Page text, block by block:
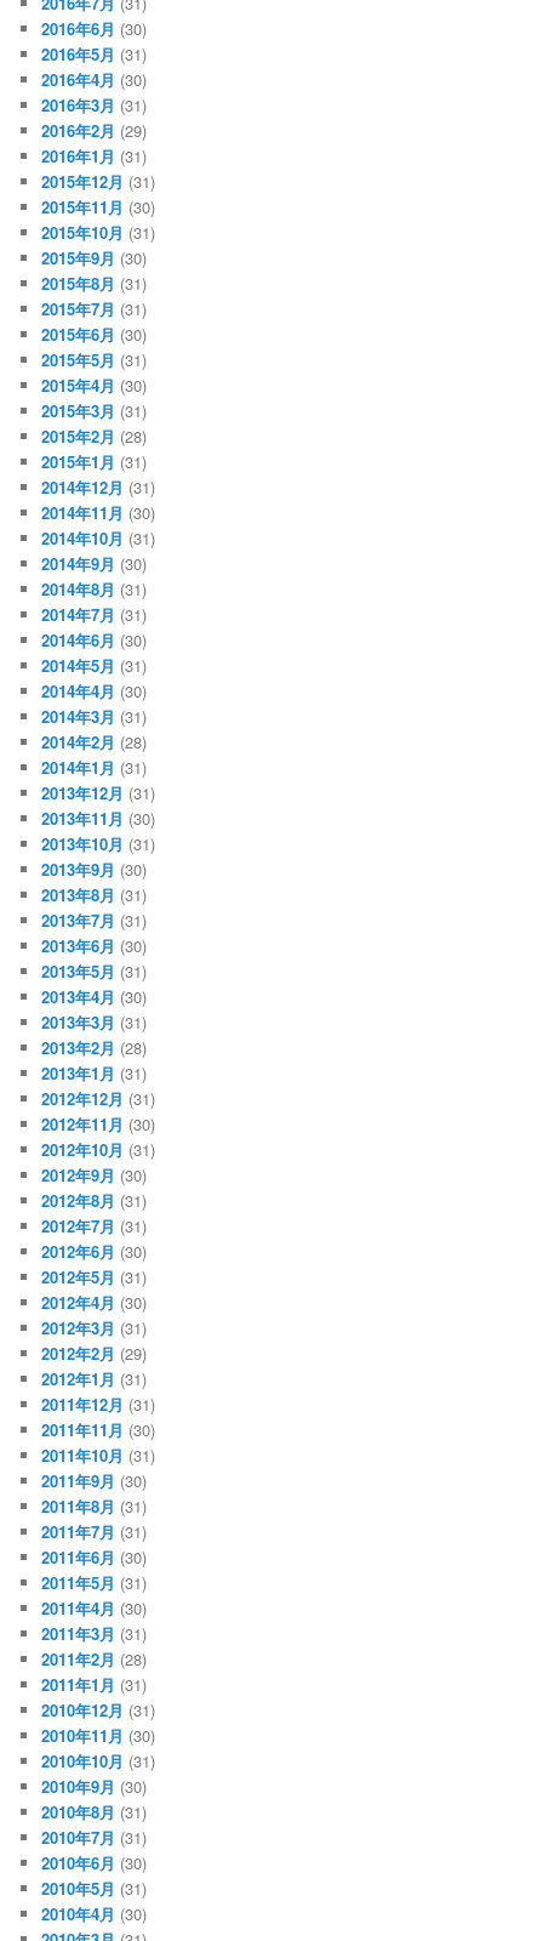
2016年6月 (30)
2016年5月 (31)
2016年4月 (30)
2016年3月 (31)
2016年2月 (29)
2016年1月 (31)
2015年12月 (31)
2015年11月 (30)
2015年10月 (31)
2015年9月 (30)
2015年8月 (31)
2015年7月 (31)
2015年6月 (30)
2015年5月 (31)
2015年4月 (30)
2015年3月 (31)
2015年2月 (28)
2015年1月 (31)
2014年12月 (31)
2014年11月 (30)
2014年10月 (31)
2014年9月 (30)
2014年8月 (31)
2014年7月 (31)
2014年6月 (30)
2014年5月 (31)
2014年4月 (30)
2014年3月 (31)
2014年2月 (28)
2014年1月 (31)
2013年12月 (31)
2013年11月 (30)
2013年10月 (31)
2013年9月 (30)
2013年8月 (31)
2013年7月 (31)
2013年6月 (30)
2013年5月 (31)
2013年4月 (30)
2013年3月 (31)
2013年2月 (28)
2013年1月 (31)
2012年12月 (31)
2012年11月 (30)
2012年10月 (31)
2012年9月 (30)
2012年8月 (31)
2012年7月 (31)
2012年6月 (30)
2012年5月 (31)
2012年4月 (30)
2012年3月 (31)
2012年2月 (29)
2012年1月 (31)
2011年12月 (31)
2011年11月 (30)
2011年10月 (31)
2011年9月 (30)
2011年8月 (31)
2011年7月 (31)
2011年6月 (30)
2011年5月 (31)
2011年4月 (30)
2011年3月 (31)
2011年2月 (28)
2011年1月 (31)
2010年12月 (31)
2010年11月 (30)
2010年10月 (31)
2010年9月 (30)
2010年8月 (31)
2010年7月 (31)
2010年6月 (30)
2010年5月 (31)
2010年4月 (30)